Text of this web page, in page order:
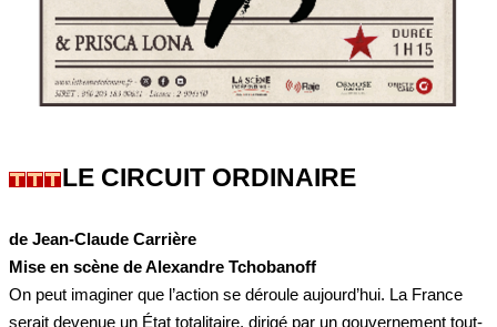
LE CIRCUIT ORDINAIRE
de Jean-Claude Carrière
Mise en scène de Alexandre Tchobanoff
On peut imaginer que l’action se déroule aujourd’hui. La France
serait devenue un État totalitaire, dirigé par un gouvernement tout-